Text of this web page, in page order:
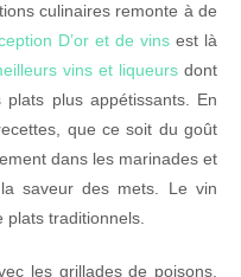
culinaires remonte à de
D’or et de vins est là
vins et liqueurs dont
plus appétissants. En
que ce soit du goût
dans les marinades et
saveur des mets. Le vin
traditionnels.
les grillades de poisons,